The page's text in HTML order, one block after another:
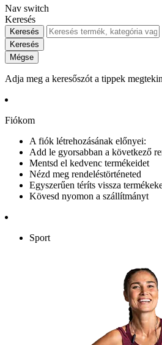
Nav switch
Keresés
Keresés
Keresés
Mégse
Adja meg a keresőszót a tippek
Fiókom
A fiók létrehozásának előnyei:
Add le gyorsabban a következő
Mentsd el kedvenc termékeidet
Nézd meg rendeléstörténeted
Egyszerűen téríts vissza
Kövesd nyomon a szállítmányt
Sport